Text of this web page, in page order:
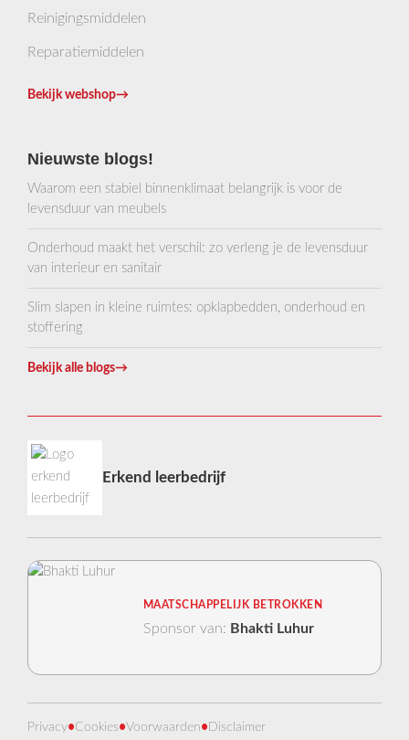
Reinigingsmiddelen
Reparatiemiddelen
Bekijk webshop→
Nieuwste blogs!
Waarom een stabiel binnenklimaat belangrijk is voor de
levensduur van meubels
Onderhoud maakt het verschil: zo verleng je de levensduur
van interieur en sanitair
Slim slapen in kleine ruimtes: opklapbedden, onderhoud en
stoffering
Bekijk alle blogs→
Erkend leerbedrijf
MAATSCHAPPELIJK BETROKKEN
Sponsor van: Bhakti Luhur
Privacy•Cookies•Voorwaarden• Disclaimer